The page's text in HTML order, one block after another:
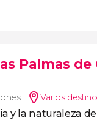
Palmas
Varios
y la naturaleza